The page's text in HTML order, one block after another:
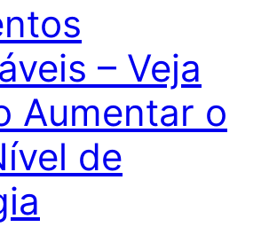
– Veja
Aumentar o
de